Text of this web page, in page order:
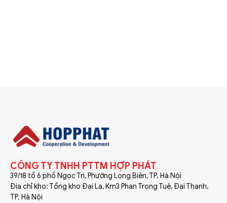
CÔNG TY TNHH PTTM HỢP PHÁT
39/18 tổ 6 phố Ngọc Trì, Phường Long Biên, TP. Hà Nội
Địa chỉ kho: Tổng kho Đại La, Km3 Phan Trọng Tuệ, Đại Thanh,
TP. Hà Nội